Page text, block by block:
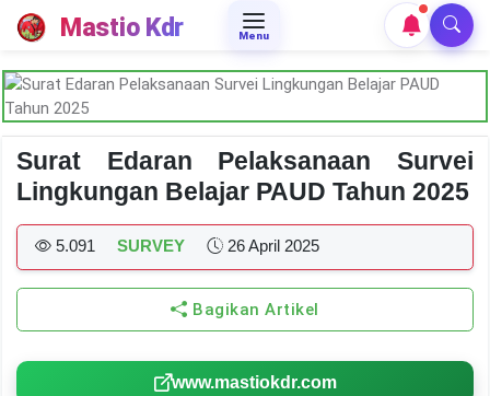
Mastio Kdr Menu
Surat Edaran Pelaksanaan Survei
Lingkungan Belajar PAUD Tahun 2025
5.091 SURVEY 26 April 2025
Bagikan Artikel
www.mastiokdr.com